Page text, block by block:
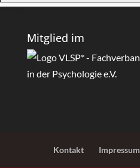
Mitglied im
Kontakt Impressum